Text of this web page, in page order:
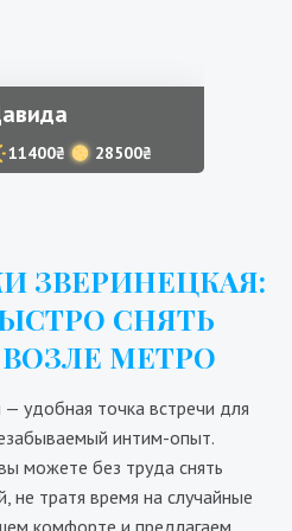
11400₴ 28500₴
ЗВЕРИНЕЦКАЯ:
СНЯТЬ
МЕТРО
удобная точка встречи для
интим-опыт.
можете без труда снять
не тратя время на случайные
комфорте и предлагаем